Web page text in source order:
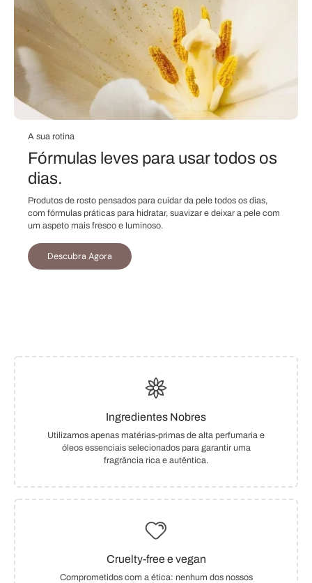
A sua rotina
Fórmulas leves para usar todos os
dias.
Produtos de rosto pensados para cuidar da pele todos os dias,
com fórmulas práticas para hidratar, suavizar e deixar a pele com
um aspeto mais fresco e luminoso.
Descubra Agora
Ingredientes Nobres
Utilizamos apenas matérias-primas de alta perfumaria e
óleos essenciais selecionados para garantir uma
fragrância rica e autêntica.
Cruelty-free e vegan
Comprometidos com a ética: nenhum dos nossos